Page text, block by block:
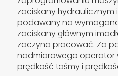
zaciskany hydraulicznym
podawany na
zaciskany głównym
zaczyna pracować. Za
nadmiarowego operator
prędkość taśmy i